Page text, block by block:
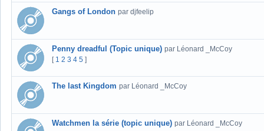
Gangs of London par djfeelip
Penny dreadful (Topic unique) par Léonard _McCoy
[ 1 2 3 4 5 ]
The last Kingdom par Léonard _McCoy
Watchmen la série (topic unique) par Léonard _McCoy